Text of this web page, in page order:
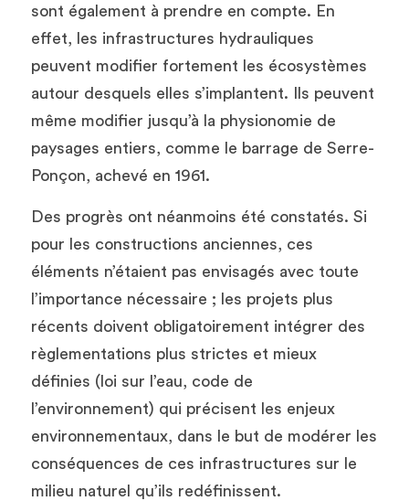
sont également à prendre en compte. En
effet, les infrastructures hydrauliques
peuvent modifier fortement les écosystèmes
autour desquels elles s’implantent. Ils peuvent
même modifier jusqu’à la physionomie de
paysages entiers, comme le barrage de Serre-
Ponçon, achevé en 1961.
Des progrès ont néanmoins été constatés. Si
pour les constructions anciennes, ces
éléments n’étaient pas envisagés avec toute
l’importance nécessaire ; les projets plus
récents doivent obligatoirement intégrer des
règlementations plus strictes et mieux
définies (loi sur l’eau, code de
l’environnement) qui précisent les enjeux
environnementaux, dans le but de modérer les
conséquences de ces infrastructures sur le
milieu naturel qu’ils redéfinissent.